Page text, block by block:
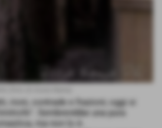
rioni, contrade e frazioni; oggi si
Sembrerebbe una pura
ma non lo è.